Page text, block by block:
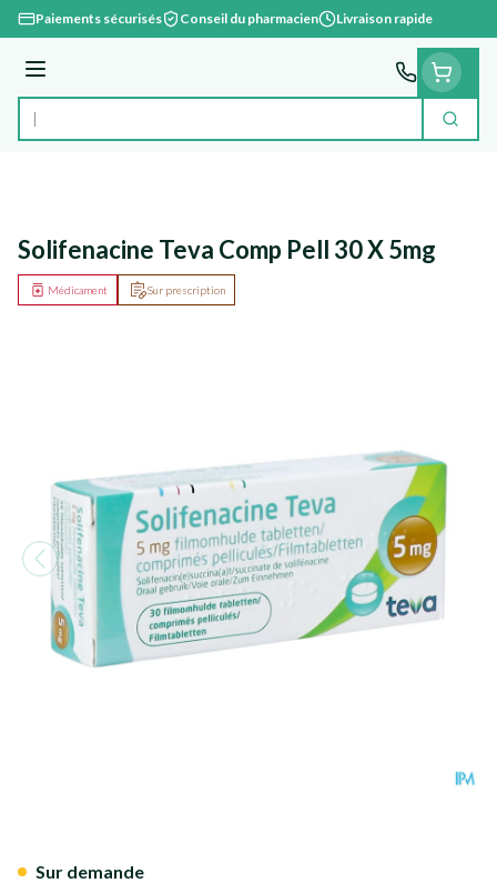
Aller au contenu
Paiements sécurisés Conseil du pharmacien Livraison rapide
Menu
Rechercher
Solifenacine Teva Comp Pell 30 X 5mg
Sur prescription
Médicament
Sur demande